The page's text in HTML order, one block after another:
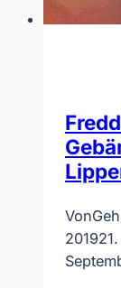
Von
2019